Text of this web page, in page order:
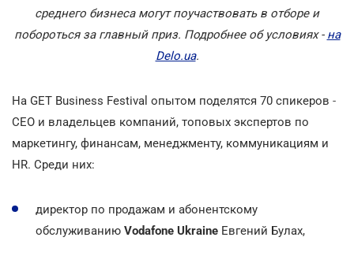
среднего бизнеса могут поучаствовать в отборе и
побороться за главный приз. Подробнее об условиях - на
Delo.ua.
На GET Business Festival опытом поделятся 70 спикеров -
СЕО и владельцев компаний, топовых экспертов по
маркетингу, финансам, менеджменту, коммуникациям и
HR. Среди них:
директор по продажам и абонентскому
обслуживанию Vodafone Ukraine Евгений Булах,